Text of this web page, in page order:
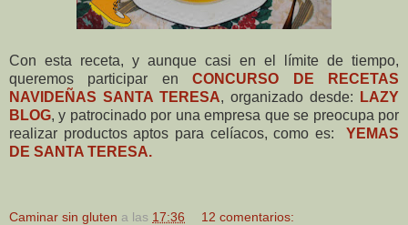
Con esta receta, y aunque casi en el límite de tiempo,
queremos participar en CONCURSO DE RECETAS
NAVIDEÑAS SANTA TERESA, organizado desde:
LAZY
BLOG, y patrocinado por una empresa que se preocupa por
realizar productos aptos para celíacos, como es:
YEMAS
DE SANTA TERESA.
Caminar sin gluten a las 17:36 12 comentarios: